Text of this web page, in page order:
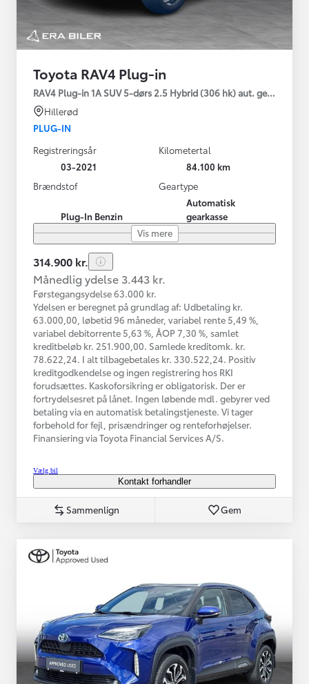
Toyota RAV4 Plug-in
RAV4 Plug-in 1A SUV 5-dørs 2.5 Hybrid (306 hk) aut. gear
Hillerød
PLUG-IN
Registreringsår
03-2021
Kilometertal
84.100 km
Brændstof
Plug-In Benzin
Geartype
Automatisk
gearkasse
Vis mere
314.900 kr.
Månedlig ydelse 3.443 kr.
Førstegangsydelse 63.000 kr.
Ydelsen er beregnet på grundlag af: Udbetaling kr.
63.000,00, løbetid 96 måneder, variabel rente 5,49 %,
variabel debitorrente 5,63 %, ÅOP 7,30 %, samlet
kreditbeløb kr. 251.900,00. Samlede kreditomk. kr.
78.622,24. I alt tilbagebetales kr. 330.522,24. Positiv
kreditgodkendelse og ingen registrering hos RKI
forudsættes. Kaskoforsikring er obligatorisk. Der er
fortrydelsesret på lånet. Ingen løbende mdl. gebyrer ved
betaling via en automatisk betalingstjeneste. Vi tager
forbehold for fejl, prisændringer og renteforhøjelser.
Finansiering via Toyota Financial Services A/S.
Vælg bil
Kontakt forhandler
Sammenlign Gem